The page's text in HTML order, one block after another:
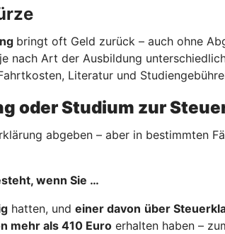
bringt oft Geld zurück – auch ohne
nach Art der Ausbildung
Literatur und
oder Studium zur
abgeben – aber in bestimmten
wenn Sie …
hatten, und einer davon über
mehr als 410 Euro erhalten haben –